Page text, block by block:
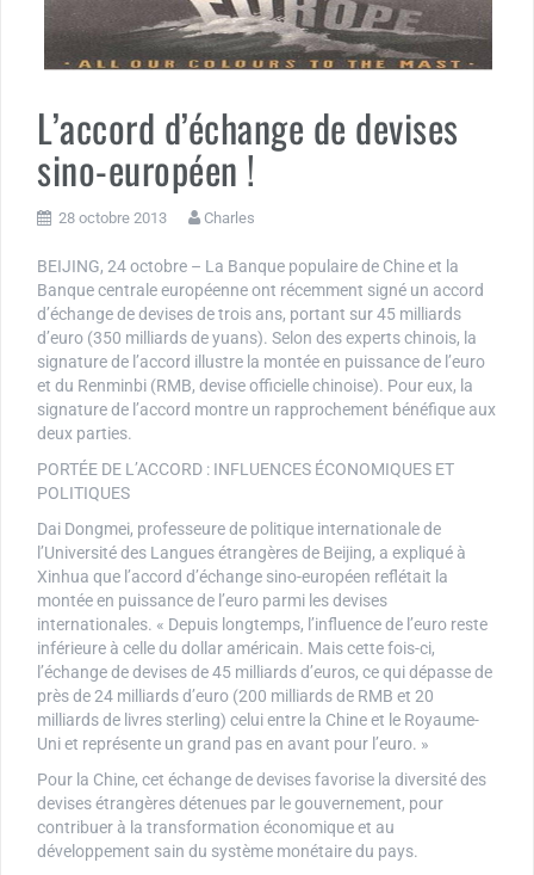
L’accord d’échange de devises
sino-européen !
28 octobre 2013 Charles
BEIJING, 24 octobre – La Banque populaire de Chine et la
Banque centrale européenne ont récemment signé un accord
d’échange de devises de trois ans, portant sur 45 milliards
d’euro (350 milliards de yuans). Selon des experts chinois, la
signature de l’accord illustre la montée en puissance de l’euro
et du Renminbi (RMB, devise officielle chinoise). Pour eux, la
signature de l’accord montre un rapprochement bénéfique aux
deux parties.
PORTÉE DE L’ACCORD : INFLUENCES ÉCONOMIQUES ET
POLITIQUES
Dai Dongmei, professeure de politique internationale de
l’Université des Langues étrangères de Beijing, a expliqué à
Xinhua que l’accord d’échange sino-européen reflétait la
montée en puissance de l’euro parmi les devises
internationales. « Depuis longtemps, l’influence de l’euro reste
inférieure à celle du dollar américain. Mais cette fois-ci,
l’échange de devises de 45 milliards d’euros, ce qui dépasse de
près de 24 milliards d’euro (200 milliards de RMB et 20
milliards de livres sterling) celui entre la Chine et le Royaume-
Uni et représente un grand pas en avant pour l’euro. »
Pour la Chine, cet échange de devises favorise la diversité des
devises étrangères détenues par le gouvernement, pour
contribuer à la transformation économique et au
développement sain du système monétaire du pays.